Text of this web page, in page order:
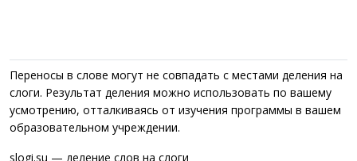
Переносы в слове могут не совпадать с местами деления на
слоги. Результат деления можно использовать по вашему
усмотрению, отталкиваясь от изучения программы в вашем
образовательном учреждении.
slogi.su — деление слов на слоги